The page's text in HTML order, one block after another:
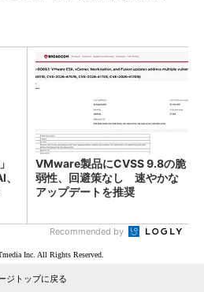
VMware製品にCVSS 9.8の脆
弱性、回避策なし 速やかな
アップデートを推奨
Recommended by
Inc. All Rights Reserved.
ジトップに戻る